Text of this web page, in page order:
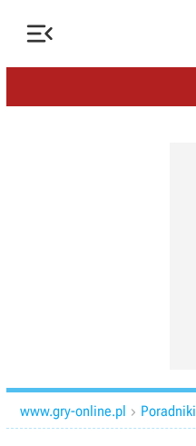

www.gry-online.pl  Poradniki